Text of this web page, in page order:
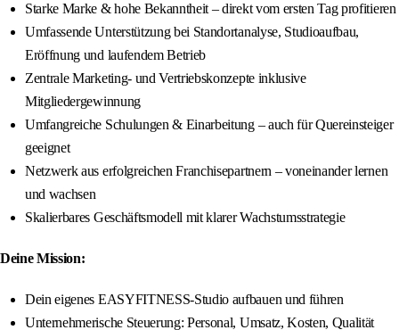
Starke Marke & hohe Bekanntheit – direkt vom ersten Tag profitieren
Umfassende Unterstützung bei Standortanalyse, Studioaufbau,
Eröffnung und laufendem Betrieb
Zentrale Marketing- und Vertriebskonzepte inklusive
Mitgliedergewinnung
Umfangreiche Schulungen & Einarbeitung – auch für Quereinsteiger
geeignet
Netzwerk aus erfolgreichen Franchisepartnern – voneinander lernen
und wachsen
Skalierbares Geschäftsmodell mit klarer Wachstumsstrategie
Deine Mission:
Dein eigenes EASYFITNESS-Studio aufbauen und führen
Unternehmerische Steuerung: Personal, Umsatz, Kosten, Qualität